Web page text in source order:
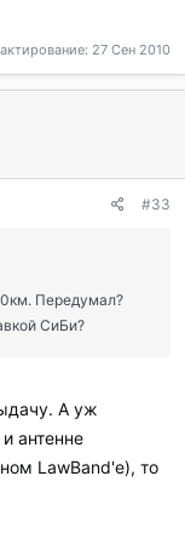
27 Сен 2010
#33
Передумал?
СиБи?
А уж
антенне
LawBand'е), то